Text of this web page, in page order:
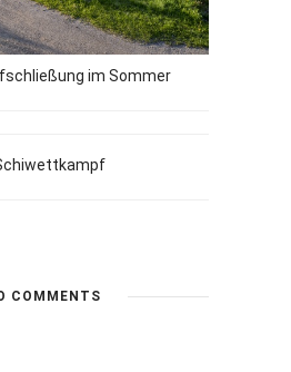
im Sommer
COMMENTS